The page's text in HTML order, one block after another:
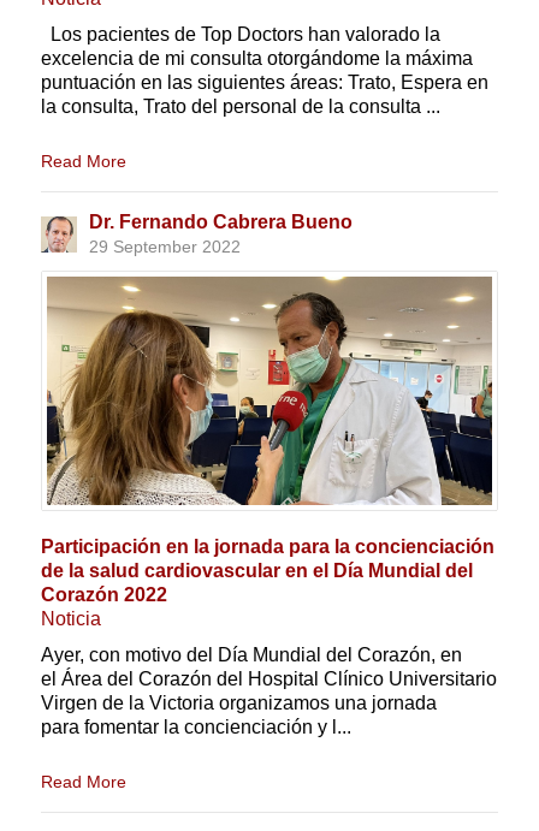
Los pacientes de Top Doctors han valorado la
excelencia de mi consulta otorgándome la máxima
puntuación en las siguientes áreas: Trato, Espera en
la consulta, Trato del personal de la consulta ...
Read More
Dr. Fernando Cabrera Bueno
29 September 2022
Participación en la jornada para la concienciación
de la salud cardiovascular en el Día Mundial del
Corazón 2022
Noticia
Ayer, con motivo del Día Mundial del Corazón, en
el Área del Corazón del Hospital Clínico Universitario
Virgen de la Victoria organizamos una jornada
para fomentar la concienciación y l...
Read More